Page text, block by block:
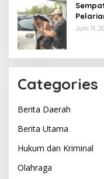
Juni 11,
Categories
Berita Daerah
Berita Utama
Hukum dan Kriminal
Olahraga